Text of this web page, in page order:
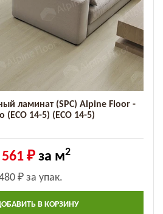
ламинат (SPC) Alpine Floor -
(ECO 14-5) (ECO 14-5)
561 ₽ за м2
₽ за упак.
В КОРЗИНУ